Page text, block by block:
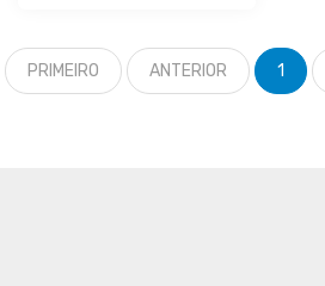
PRIMEIRO ANTERIOR 1